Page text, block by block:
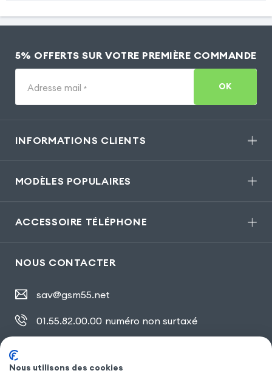
5% OFFERTS SUR VOTRE PREMIÈRE COMMANDE
Adresse mail * OK
INFORMATIONS CLIENTS
MODÈLES POPULAIRES
ACCESSOIRE TÉLÉPHONE
NOUS CONTACTER
sav@gsm55.net
01.55.82.00.00 numéro non surtaxé
Nous utilisons des cookies